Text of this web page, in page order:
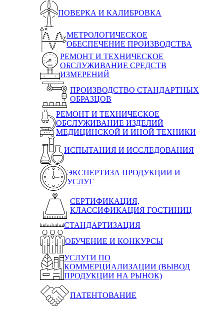
ПОВЕРКА И КАЛИБРОВКА
МЕТРОЛОГИЧЕСКОЕ
ОБЕСПЕЧЕНИЕ ПРОИЗВОДСТВА
РЕМОНТ И ТЕХНИЧЕСКОЕ
ОБСЛУЖИВАНИЕ СРЕДСТВ
ИЗМЕРЕНИЙ
ПРОИЗВОДСТВО СТАНДАРТНЫХ
ОБРАЗЦОВ
РЕМОНТ И ТЕХНИЧЕСКОЕ
ОБСЛУЖИВАНИЕ ИЗДЕЛИЙ
МЕДИЦИНСКОЙ И ИНОЙ ТЕХНИКИ
ИСПЫТАНИЯ И ИССЛЕДОВАНИЯ
ЭКСПЕРТИЗА ПРОДУКЦИИ И
УСЛУГ
СЕРТИФИКАЦИЯ,
КЛАССИФИКАЦИЯ ГОСТИНИЦ
СТАНДАРТИЗАЦИЯ
ОБУЧЕНИЕ И КОНКУРСЫ
УСЛУГИ ПО
КОММЕРЦИАЛИЗАЦИИ (ВЫВОД
ПРОДУКЦИИ НА РЫНОК)
ПАТЕНТОВАНИЕ